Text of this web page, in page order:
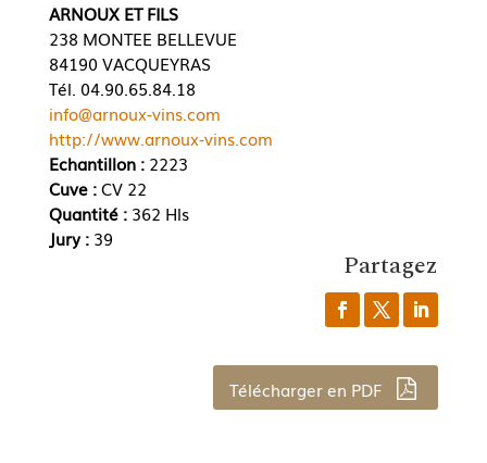
ARNOUX ET FILS
238 MONTEE BELLEVUE
84190 VACQUEYRAS
Tél. 04.90.65.84.18
info@arnoux-vins.com
http://www.arnoux-vins.com
Echantillon :2223
Cuve :CV 22
Quantité : 362 Hls
Jury : 39
Partagez
Télécharger en PDF